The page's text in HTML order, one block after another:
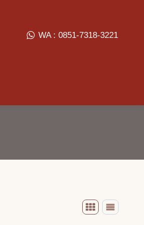
WA : 0851-7318-3221
Magnolia